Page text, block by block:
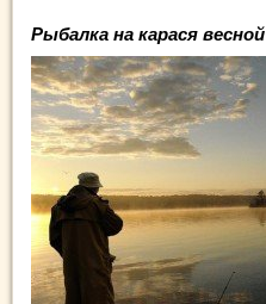
Рыбалка на карася весной